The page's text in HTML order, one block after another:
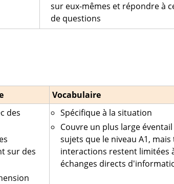
sur eux-mêmes et répondre à
de questions
Vocabulaire
des
sur des
Spécifique à la situation
Couvre un plus large
sujets que le niveau A1, mais
interactions restent limitées
échanges directs